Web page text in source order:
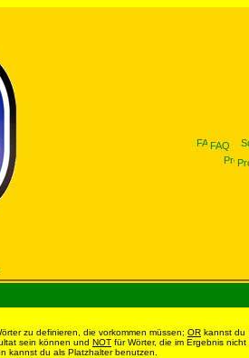
FAQ
zu definieren, die vorkommen müssen; OR kannst du
sein können und NOT für Wörter, die im Ergebnis nicht
kannst du als Platzhalter benutzen.